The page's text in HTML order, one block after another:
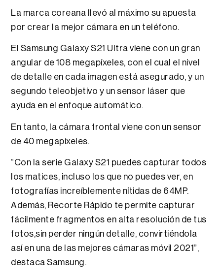
La marca coreana llevó al máximo su apuesta
por crear la mejor cámara en un teléfono.
El Samsung Galaxy S21 Ultra viene con un gran
angular de 108 megapíxeles, con el cual el nivel
de detalle en cada imagen está asegurado, y un
segundo teleobjetivo y un sensor láser que
ayuda en el enfoque automático.
En tanto, la cámara frontal viene con un sensor
de 40 megapíxeles.
“Con la serie Galaxy S21 puedes capturar todos
los matices, incluso los que no puedes ver, en
fotografías increíblemente nítidas de 64MP.
Además, Recorte Rápido te permite capturar
fácilmente fragmentos en alta resolución de tus
fotos,sin perder ningún detalle, convirtiéndola
así en una de las mejores cámaras móvil 2021”,
destaca Samsung.